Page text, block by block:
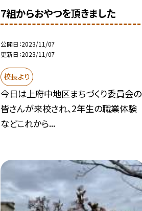
7組からおやつを頂きました
公開日 2023/11/07
更新日 2023/11/07
校長より
今日は上府中地区まちづくり委員会の
皆さんが来校され、2年生の職業体験
などこれから...